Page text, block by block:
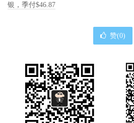
银，季付$46.87
赞(0)